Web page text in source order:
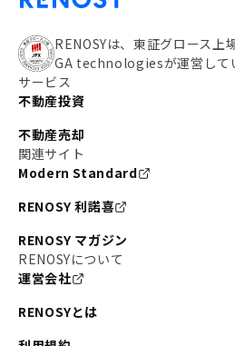
RENOSYは、東証グロース上
GA technologiesが運営して
サービス
不動産投資
不動産売却
関連サイト
Modern Standard
RENOSY 利諾喜
RENOSY マガジン
RENOSYについて
運営会社
RENOSYとは